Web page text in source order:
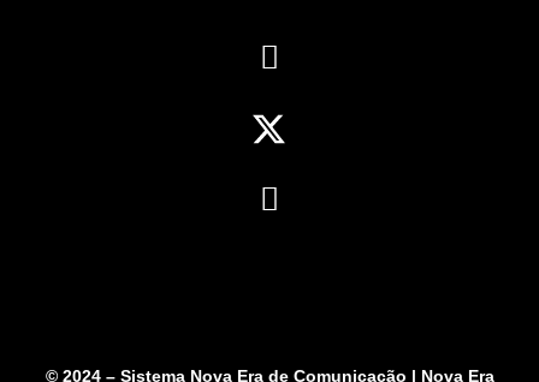
© 2024 – Sistema Nova Era de Comunicação | Nova Era